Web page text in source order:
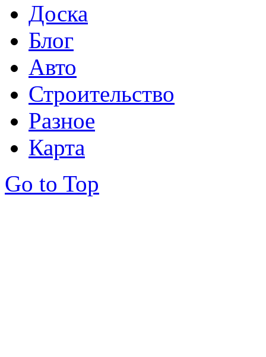
Доска
Блог
Авто
Строительство
Разное
Карта
Go to Top